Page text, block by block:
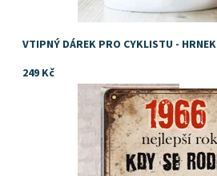
VTIPNÝ DÁREK PRO CYKLISTU - HRNEK
249 Kč
Dárek k 60. narozeninám
Skladem